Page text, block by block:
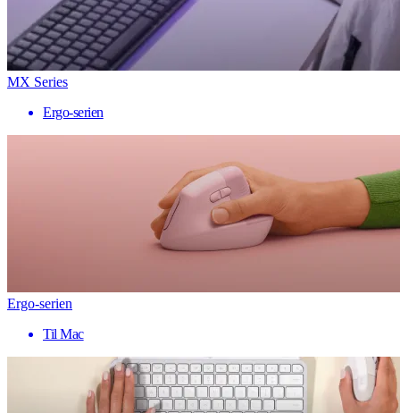
MX Series
Ergo-serien
Ergo-serien
Til Mac